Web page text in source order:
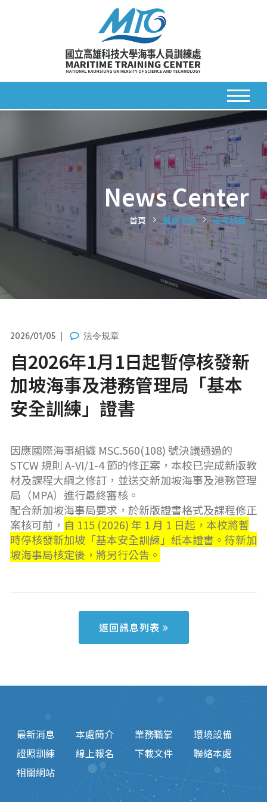
News Center
首頁 最新消息 法令規章
2026/01/05 法令規章
自2026年1月1日起暫停核發新
加坡海事及港務管理局「基本
安全訓練」證書
因應國際海事組織 MSC.560(108) 號決議通過的
STCW 規則 A-VI/1-4 節的修正案，本校已完成新版教
材及課程大綱之修訂，並送交新加坡海事及港務管理
局（MPA）進行最終審核。
配合新加坡海事局要求，於新版證書格式及課程修正
案核可前， 自 115 (2026) 年 1 月 1 日起，本校將暫
時停核發新加坡「基本安全訓練」紙本證書。待新加
坡海事局核定後，將另行公告。
返回訊息列表
最新消息 本處簡介 業務職掌
環境設備
證照訓練
線上報名 下載文件
聯絡本處
相關網站